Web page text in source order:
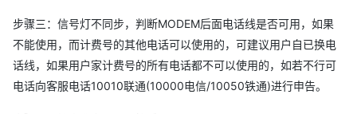
步骤三：信号灯不同步，判断MODEM后面电话线是否可用，如果
不能使用，而计费号的其他电话可以使用的，可建议用户自已换电
话线，如果用户家计费号的所有电话都不可以使用的，如若不行可
电话向客服电话10010联通(10000电信/10050铁通)进行申告。